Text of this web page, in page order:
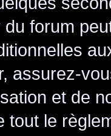
du forum
assurez-
et de
tout le